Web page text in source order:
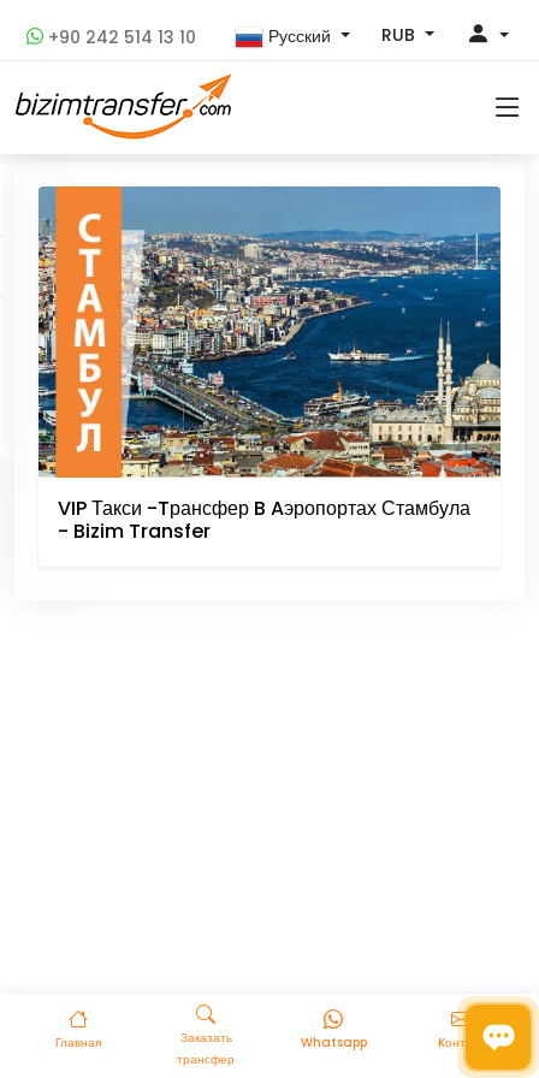
+90 242 514 13 10 Русский RUB
VIP Такси -Tрансфер B Aэропортах Стамбула
- Bizim Transfer
Главная
Заказать
трансфер
Whatsapp Kонтакт